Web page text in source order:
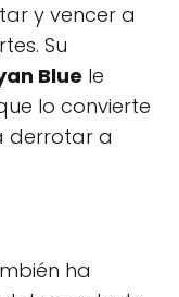
y vencer a
Su
Blue le
lo convierte
derrotar a
ha